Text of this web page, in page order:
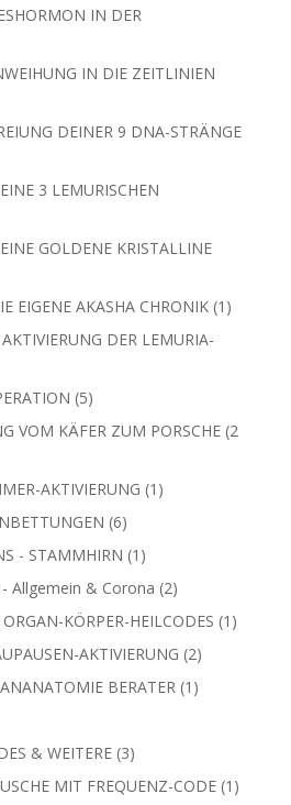
Produkte
IN DER
IN DIE ZEITLINIEN
DEINER 9 DNA-STRÄNGE
3 LEMURISCHEN
GOLDENE KRISTALLINE
EIGENE AKASHA CHRONIK 1 1
DER LEMURIA-
55
Produkte
VOM KÄFER ZUM PORSCHE 2
AKTIVIERUNG 1 1
66
Produkte
- STAMMHIRN 1 1
Produkt
Allgemein & Corona 22
Produkte
KÖRPER-HEILCODES 1 1
AKTIVIERUNG 22
Produkte
BERATER 1 1
& WEITERE 33
Produkte
MIT FREQUENZ-CODE 1 1